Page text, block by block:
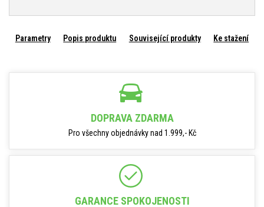
Parametry Popis produktu Související produkty Ke stažení
DOPRAVA ZDARMA
Pro všechny objednávky nad 1.999,- Kč
GARANCE SPOKOJENOSTI